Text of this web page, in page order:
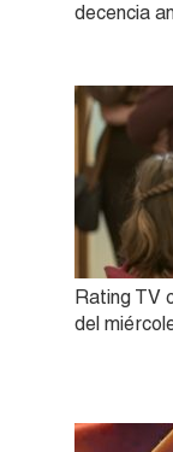
decencia
Rating TV
del